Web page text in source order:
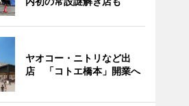
ヤオコー・ニトリなど出
店 「コトエ橋本」開業へ